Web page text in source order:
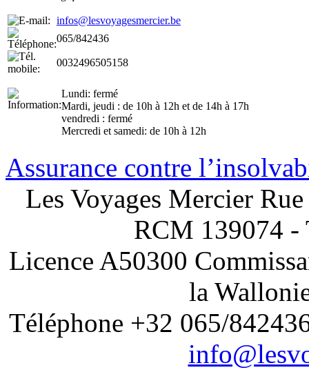
infos@lesvoyagesmercier.be
065/842436
0032496505158
Lundi: fermé
Mardi, jeudi : de 10h à 12h et de 14h à 17h
vendredi : fermé
Mercredi et samedi: de 10h à 12h
Assurance contre
Les Voyages Mercier
RCM 139074 -
Licence A50300
la
Téléphone +32 065/